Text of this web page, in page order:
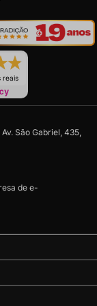
reais
São Gabriel, 435,
de e-